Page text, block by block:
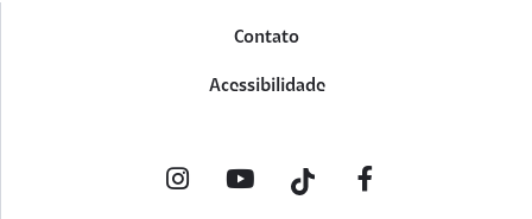
Contato
Acessibilidade